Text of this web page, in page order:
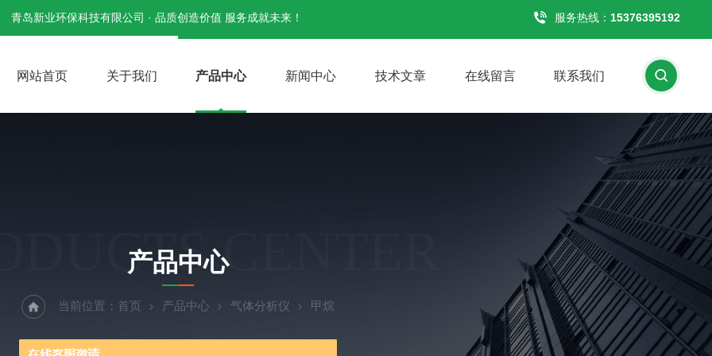
青岛新业环保科技有限公司 · 品质创造价值 服务成就未来！ 服务热线： 15376395192
网站首页 关于我们 产品中心 新闻中心 技术文章 在线留言 联系我们
CENTER
产品中心
当前位置： 首页 产品中心 气体分析仪 甲烷